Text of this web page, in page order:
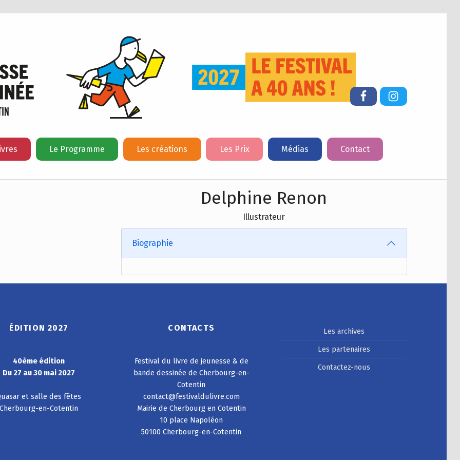
Le Programme Les créations Les Prix Médias Contact
FacebookInstagram
Delphine Renon
Illustrateur
Biographie
ÉDITION 2027
40ème édition
Du 27 au 30 mai 2027
et salle des fêtes
en-Cotentin
CONTACTS
Festival du livre de jeunesse & de
bande dessinée de Cherbourg-en-
Cotentin
contact@festivaldulivre.com
Mairie de Cherbourg en Cotentin
10 place Napoléon
50100 Cherbourg-en-Cotentin
Les archives
Les partenaires
Contactez-nous